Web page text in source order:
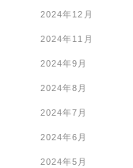
2024年12月
2024年11月
2024年9月
2024年8月
2024年7月
2024年6月
2024年5月